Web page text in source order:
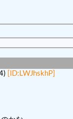
[ID:LWJhskhP]